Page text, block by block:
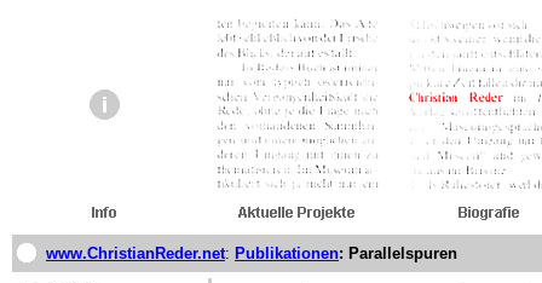
www.ChristianReder.net: Publikationen: Parallelspuren